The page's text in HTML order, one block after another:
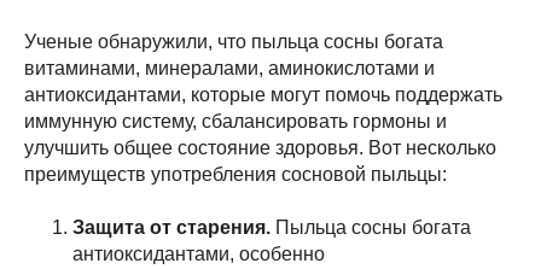
Ученые обнаружили, что пыльца сосны богата
витаминами, минералами, аминокислотами и
антиоксидантами, которые могут помочь поддержать
иммунную систему, сбалансировать гормоны и
улучшить общее состояние здоровья. Вот несколько
преимуществ употребления сосновой пыльцы:
Защита от старения. Пыльца сосны богата
антиоксидантами, особенно